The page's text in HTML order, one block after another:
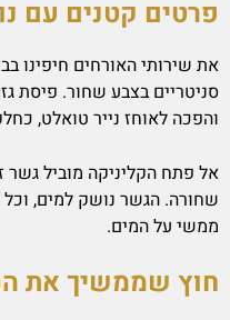
פרטים קטנים עם
את שירותי האורחים חיפינו
סניטריים בצבע שחור. פיסת
והפכה לאוחז נייר טואלט,
אל פתח הקליניקה מוביל גשר
שחורה. הגשר נושק למים, וכל
ממשי על המים.
חוץ שממשיך את